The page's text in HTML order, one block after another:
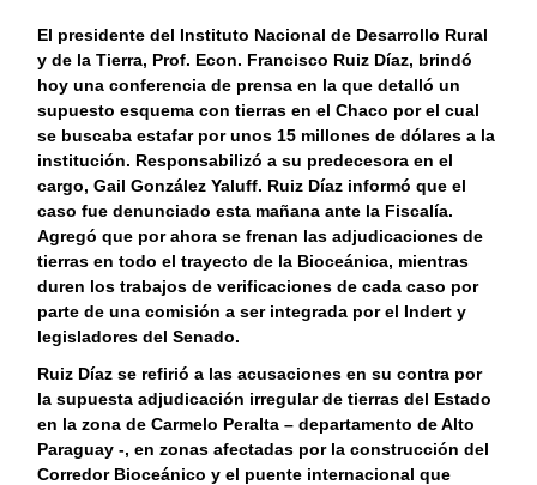
El presidente del Instituto Nacional de Desarrollo Rural
y de la Tierra, Prof. Econ. Francisco Ruiz Díaz, brindó
hoy una conferencia de prensa en la que detalló un
supuesto esquema con tierras en el Chaco por el cual
se buscaba estafar por unos 15 millones de dólares a la
institución. Responsabilizó a su predecesora en el
cargo, Gail González Yaluff. Ruiz Díaz informó que el
caso fue denunciado esta mañana ante la Fiscalía.
Agregó que por ahora se frenan las adjudicaciones de
tierras en todo el trayecto de la Bioceánica, mientras
duren los trabajos de verificaciones de cada caso por
parte de una comisión a ser integrada por el Indert y
legisladores del Senado.
Ruiz Díaz se refirió a las acusaciones en su contra por
la supuesta adjudicación irregular de tierras del Estado
en la zona de Carmelo Peralta – departamento de Alto
Paraguay -, en zonas afectadas por la construcción del
Corredor Bioceánico y el puente internacional que